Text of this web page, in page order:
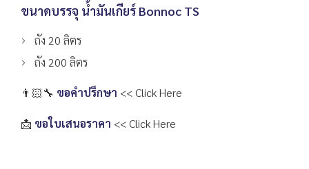
ขนาดบรรจุ น้ำมันเกียร์ Bonnoc TS
ถัง 20 ลิตร
ถัง 200 ลิตร
👨🏻‍🔧 ขอคำปรึกษา << Click Here
📩 ขอใบเสนอราคา << Click Here